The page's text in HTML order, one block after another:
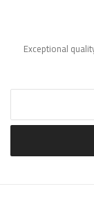
Exceptional